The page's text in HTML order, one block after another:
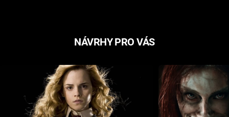
NÁVRHY PRO VÁS